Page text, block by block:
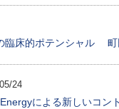
臨床的ポテンシャル
24
による新しいコ